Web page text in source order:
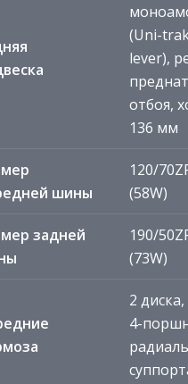
(Uni-
lever),
отбоя,
136 мм
шины
120/
(58W)
задней
190/
(73W)
2
4-